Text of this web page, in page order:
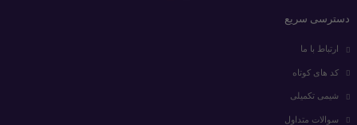
دسترسی سریع
ارتباط با ما
کد های کوتاه
شیمی تکمیلی
سوالات متداول